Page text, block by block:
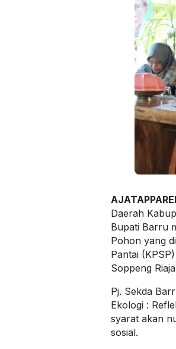
Daerah
Bupati Barru
Pohon yang
Pantai
Soppeng
Pj. Sekda
Ekologi :
syarat akan
sosial.